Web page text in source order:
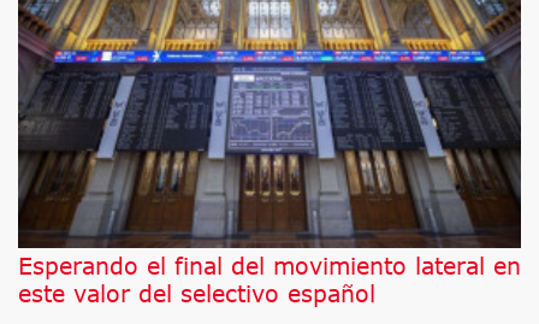
Esperando el final del movimiento lateral en
este valor del selectivo español